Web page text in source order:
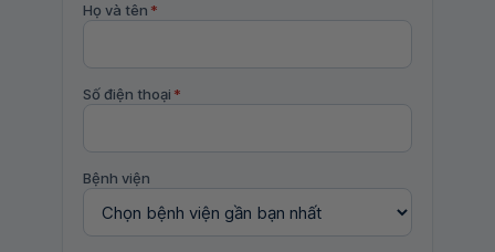
Họ và tên *
Số điện thoại *
Bệnh viện